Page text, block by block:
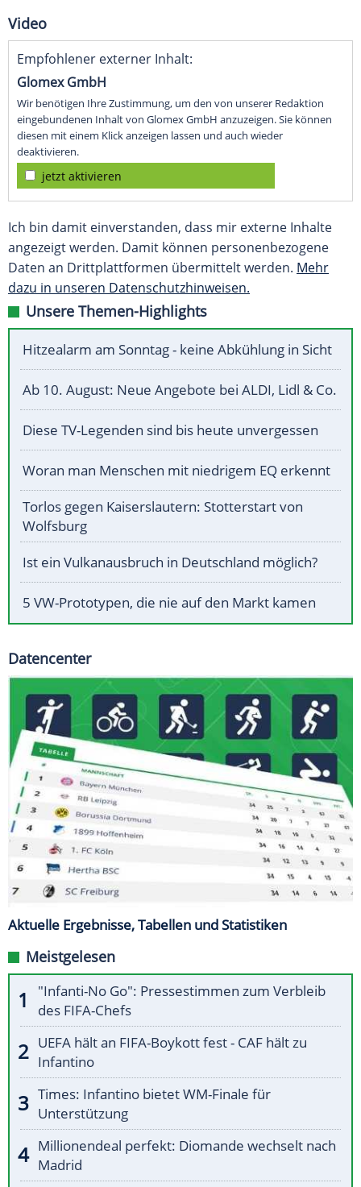
Video
Empfohlener externer Inhalt:
Glomex GmbH
Wir benötigen Ihre Zustimmung, um den von unserer Redaktion
eingebundenen Inhalt von Glomex GmbH anzuzeigen. Sie können
diesen mit einem Klick anzeigen lassen und auch wieder
deaktivieren.
jetzt aktivieren
Ich bin damit einverstanden, dass mir externe Inhalte
angezeigt werden. Damit können personenbezogene
Daten an Drittplattformen übermittelt werden. Mehr
dazu in unseren Datenschutzhinweisen.
Unsere Themen-Highlights
Hitzealarm am Sonntag - keine Abkühlung in Sicht
Ab 10. August: Neue Angebote bei ALDI, Lidl & Co.
Diese TV-Legenden sind bis heute unvergessen
Woran man Menschen mit niedrigem EQ erkennt
Torlos gegen Kaiserslautern: Stotterstart von
Wolfsburg
Ist ein Vulkanausbruch in Deutschland möglich?
5 VW-Prototypen, die nie auf den Markt kamen
Datencenter
Aktuelle Ergebnisse, Tabellen und Statistiken
Meistgelesen
"Infanti-No Go": Pressestimmen zum Verbleib
des FIFA-Chefs
UEFA hält an FIFA-Boykott fest - CAF hält zu
Infantino
Times: Infantino bietet WM-Finale für
Unterstützung
Millionendeal perfekt: Diomande wechselt nach
Madrid